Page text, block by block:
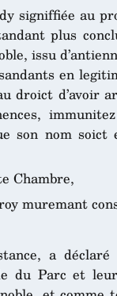
signiffiée au
plus
issu
en
droict d’avoir
son nom soict
Chambre,
muremant
a
du Parc et